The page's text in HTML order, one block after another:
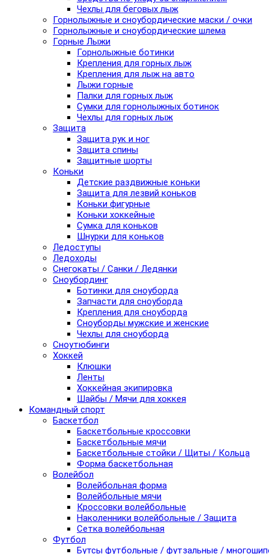
Чехлы для беговых лыж
Горнолыжные и сноубордические маски / очки
Горнолыжные и сноубордические шлема
Горные Лыжи
Горнолыжные ботинки
Крепления для горных лыж
Крепления для лыж на авто
Лыжи горные
Палки для горных лыж
Сумки для горнолыжных ботинок
Чехлы для горных лыж
Защита
Защита рук и ног
Защита спины
Защитные шорты
Коньки
Детские раздвижные коньки
Защита для лезвий коньков
Коньки фигурные
Коньки хоккейные
Сумка для коньков
Шнурки для коньков
Ледоступы
Ледоходы
Снегокаты / Санки / Ледянки
Сноубординг
Ботинки для сноуборда
Запчасти для сноуборда
Крепления для сноуборда
Сноуборды мужские и женские
Чехлы для сноуборда
Сноутюбинги
Хоккей
Клюшки
Ленты
Хоккейная экипировка
Шайбы / Мячи для хоккея
Командный спорт
Баскетбол
Баскетбольные кроссовки
Баскетбольные мячи
Баскетбольные стойки / Щиты / Кольца
Форма баскетбольная
Волейбол
Волейбольная форма
Волейбольные мячи
Кроссовки волейбольные
Наколенники волейбольные / Защита
Сетка волейбольная
Футбол
Бутсы футбольные / футзальные /